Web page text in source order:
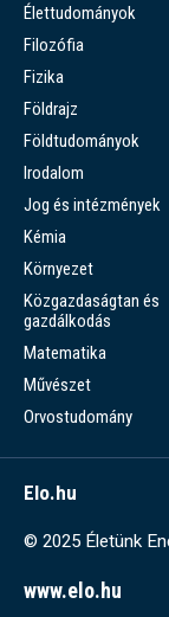
Élettudományok
Filozófia
Fizika
Földrajz
Földtudományok
Irodalom
Jog és intézmények
Kémia
Környezet
Közgazdaságtan és
gazdálkodás
Matematika
Művészet
Orvostudomány
Elo.hu
© 2025 Életünk
www.elo.hu